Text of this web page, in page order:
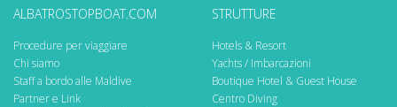
ALBATROSTOPBOAT.COM
Procedure per viaggiare
Chi siamo
Staff a bordo alle Maldive
Partner e Link
STRUTTURE
Hotels & Resort
Yachts / Imbarcazioni
Boutique Hotel & Guest House
Centro Diving